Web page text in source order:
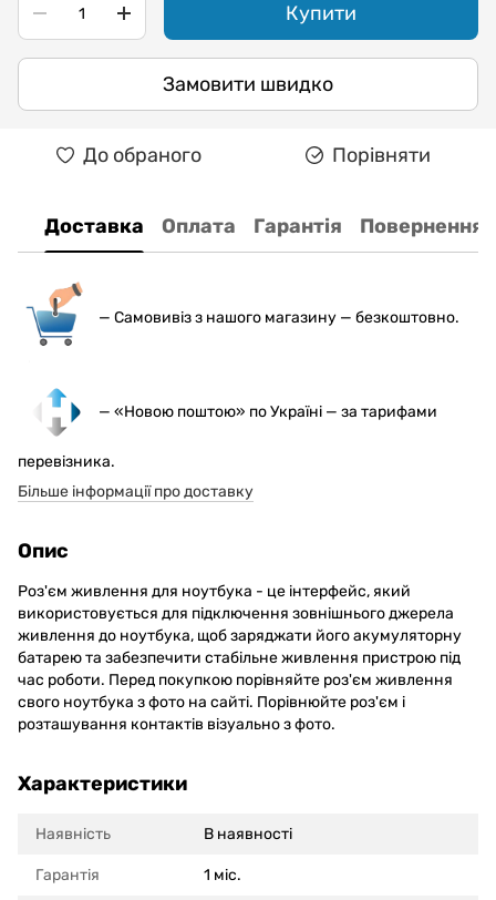
Купити
Замовити швидко
До обраного Порівняти
Доставка Оплата Гарантія Повернення
— Самовивіз з нашого магазину — безкоштовно.
— «Новою поштою» по Україні — за тарифами
перевізника.
Більше інформації про доставку
Опис
Роз'єм живлення для ноутбука - це інтерфейс, який
використовується для підключення зовнішнього джерела
живлення до ноутбука, щоб заряджати його акумуляторну
батарею та забезпечити стабільне живлення пристрою під
час роботи. Перед покупкою порівняйте роз'єм живлення
свого ноутбука з фото на сайті. Порівнюйте роз'єм і
розташування контактів візуально з фото.
Характеристики
Наявність В наявності
Гарантія 1 міс.